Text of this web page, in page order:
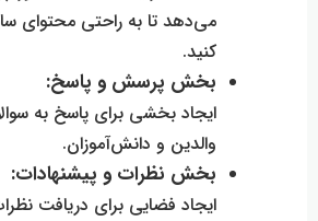
می‌دهد تا به راحتی محتوای سایت را
بخش پرسش و پاسخ:
ایجاد بخشی برای پاسخ به سوالات
والدین و دانش‌آموزان.
بخش نظرات و پیشنهادات:
ایجاد فضایی برای دریافت نظرات و